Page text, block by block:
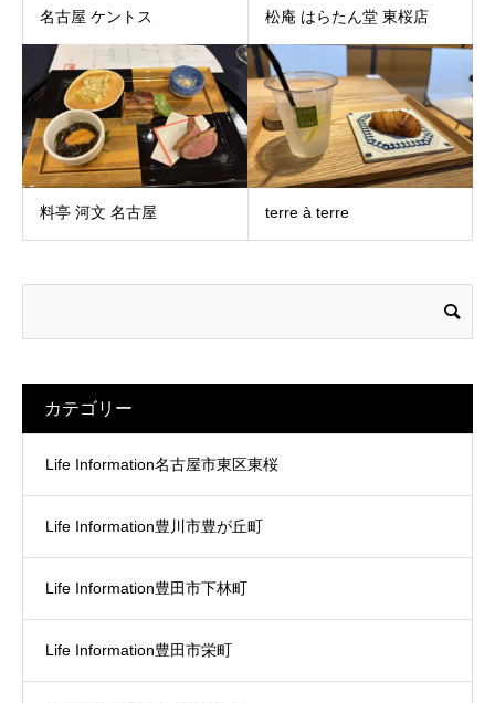
名古屋 ケントス 松庵 はらたん堂 東桜店
料亭 河文 名古屋 terre à terre
カテゴリー
Life Information名古屋市東区東桜
Life Information豊川市豊が丘町
Life Information豊田市下林町
Life Information豊田市栄町